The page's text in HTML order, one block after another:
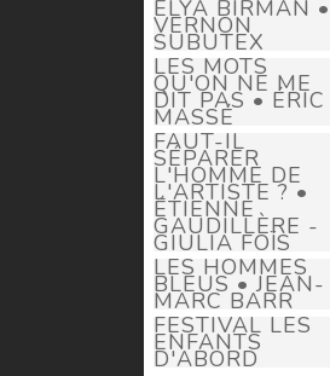
ELYA BIRMAN •
VERNON
SUBUTEX
LES MOTS
QU'ON NE ME
DIT PAS • ÉRIC
MASSÉ
FAUT-IL
SÉPARER
L'HOMME DE
L'ARTISTE ? •
ÉTIENNE
GAUDILLÈRE -
GIULIA FOÏS
LES HOMMES
BLEUS • JEAN-
MARC BARR
FESTIVAL LES
ENFANTS
D'ABORD